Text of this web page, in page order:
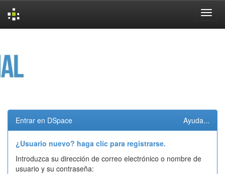
Entrar en DSpace Ayuda...
¿Usuario nuevo? haga clic para registrarse.
Introduzca su dirección de correo electrónico o nombre de
usuario y su contraseña: